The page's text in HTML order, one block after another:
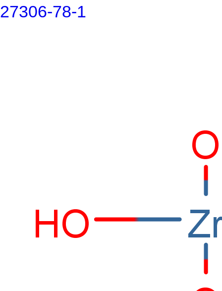
27306-78-1